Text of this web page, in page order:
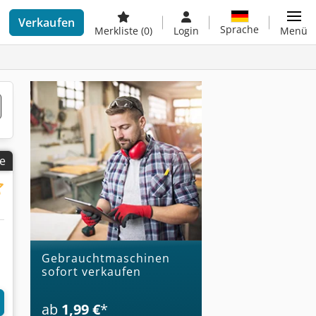
Verkaufen
Merkliste (0) Login Sprache Menü
Gebrauchtmaschinen
sofort verkaufen
ab 1,99 €*